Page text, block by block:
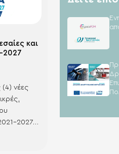
και
2027
(4) νέες
2027
το